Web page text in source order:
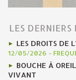
LES DERNIERS
LES DROITS DE
12/05/2026 -
BOUCHE À
VIVANT